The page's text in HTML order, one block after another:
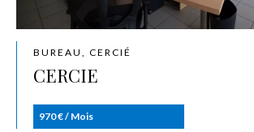
BUREAU, CERCIÉ
CERCIE
970 € / Mois